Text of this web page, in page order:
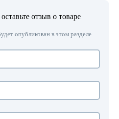
отзыв о товаре
опубликован в этом разделе.